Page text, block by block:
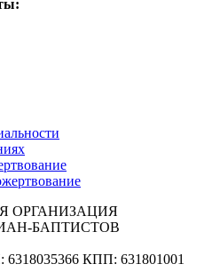
ОРГАНИЗАЦИЯ
БАПТИСТОВ
КПП: 631801001